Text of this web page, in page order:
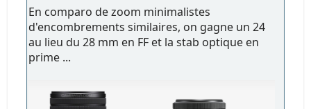
En comparo de zoom minimalistes
d'encombrements similaires, on gagne un 24
au lieu du 28 mm en FF et la stab optique en
prime ...